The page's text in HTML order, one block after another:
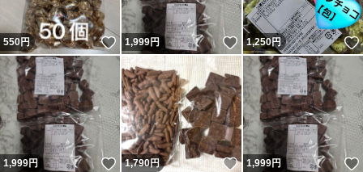
550円 いいね！
1,999円 いいね！
1,250円
1,999円 いいね！
1,790円 いいね！
1,999円